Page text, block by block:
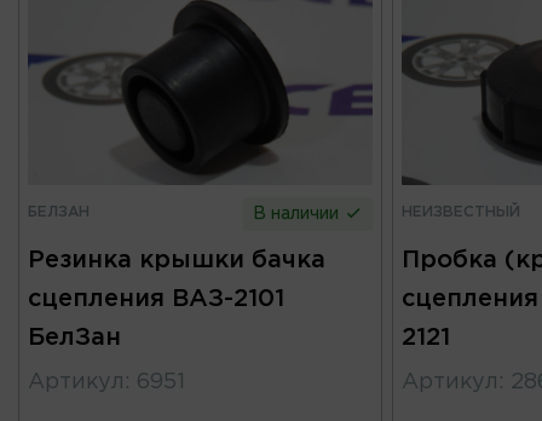
БЕЛЗАН В наличии
Резинка крышки бачка
сцепления ВАЗ-2101
БелЗан
Артикул : 6951
НЕИЗВЕСТНЫЙ
Пробка
2121
Артикул :